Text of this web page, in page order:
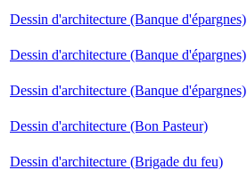
Dessin d'architecture (Banque d'épargnes)
Dessin d'architecture (Banque d'épargnes)
Dessin d'architecture (Banque d'épargnes)
Dessin d'architecture (Bon Pasteur)
Dessin d'architecture (Brigade du feu)